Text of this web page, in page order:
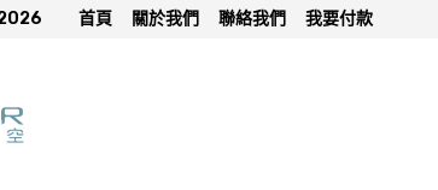
首頁 關於我們 聯絡我們 我要付款